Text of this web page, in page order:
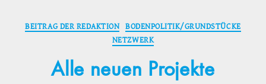
Kategorien
BEITRAG DER REDAKTION BODENPOLITIK/GRUNDSTÜCKE
NETZWERK
Alle neuen Projekte